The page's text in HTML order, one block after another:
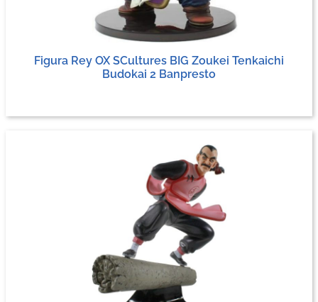
Figura Rey OX SCultures BIG Zoukei Tenkaichi
Budokai 2 Banpresto